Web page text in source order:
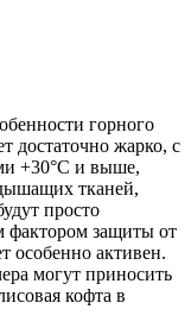
горного
достаточно жарко, с
+30°C и выше,
тканей,
просто
фактором защиты от
особенно активен.
могут приносить
кофта в